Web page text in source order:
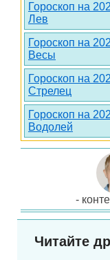
Гороскоп на
Лев
Гороскоп на
Весы
Гороскоп на
Стрелец
Гороскоп на
Водолей
-
Читайте